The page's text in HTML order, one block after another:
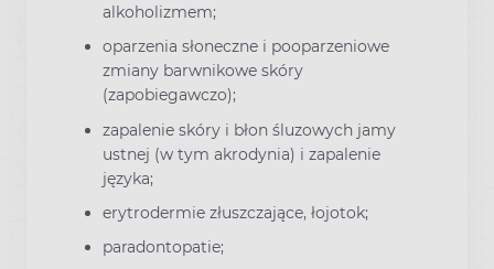
alkoholizmem;
oparzenia słoneczne i pooparzeniowe
zmiany barwnikowe skóry
(zapobiegawczo);
zapalenie skóry i błon śluzowych jamy
ustnej (w tym akrodynia) i zapalenie
języka;
erytrodermie złuszczające, łojotok;
paradontopatie;